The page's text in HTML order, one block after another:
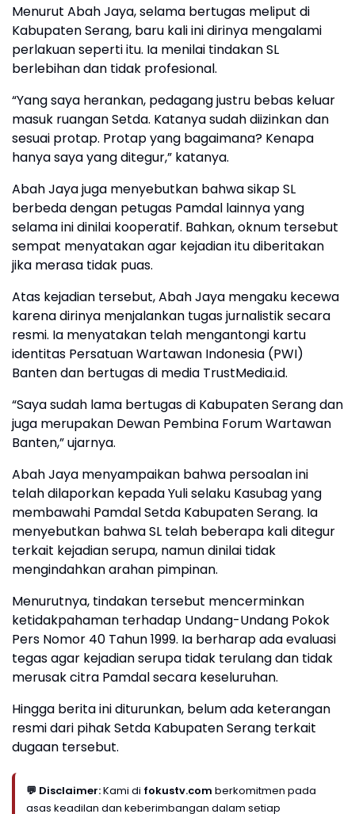
Menurut Abah Jaya, selama bertugas meliput di
Kabupaten Serang, baru kali ini dirinya mengalami
perlakuan seperti itu. Ia menilai tindakan SL
berlebihan dan tidak profesional.
“Yang saya herankan, pedagang justru bebas keluar
masuk ruangan Setda. Katanya sudah diizinkan dan
sesuai protap. Protap yang bagaimana? Kenapa
hanya saya yang ditegur,” katanya.
Abah Jaya juga menyebutkan bahwa sikap SL
berbeda dengan petugas Pamdal lainnya yang
selama ini dinilai kooperatif. Bahkan, oknum tersebut
sempat menyatakan agar kejadian itu diberitakan
jika merasa tidak puas.
Atas kejadian tersebut, Abah Jaya mengaku kecewa
karena dirinya menjalankan tugas jurnalistik secara
resmi. Ia menyatakan telah mengantongi kartu
identitas Persatuan Wartawan Indonesia (PWI)
Banten dan bertugas di media TrustMedia.id.
“Saya sudah lama bertugas di Kabupaten Serang dan
juga merupakan Dewan Pembina Forum Wartawan
Banten,” ujarnya.
Abah Jaya menyampaikan bahwa persoalan ini
telah dilaporkan kepada Yuli selaku Kasubag yang
membawahi Pamdal Setda Kabupaten Serang. Ia
menyebutkan bahwa SL telah beberapa kali ditegur
terkait kejadian serupa, namun dinilai tidak
mengindahkan arahan pimpinan.
Menurutnya, tindakan tersebut mencerminkan
ketidakpahaman terhadap Undang-Undang Pokok
Pers Nomor 40 Tahun 1999. Ia berharap ada evaluasi
tegas agar kejadian serupa tidak terulang dan tidak
merusak citra Pamdal secara keseluruhan.
Hingga berita ini diturunkan, belum ada keterangan
resmi dari pihak Setda Kabupaten Serang terkait
dugaan tersebut.
💬 Disclaimer:Kami di fokustv.com berkomitmen pada
asas keadilan dan keberimbangan dalam setiap